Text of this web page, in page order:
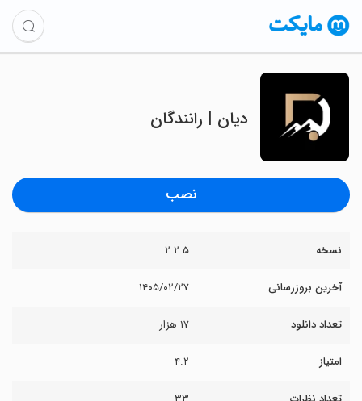
‏دیان | رانندگان
نصب
نسخه ۲.۲.۵
آخرین بروزرسانی ۱۴۰۵/۰۲/۲۷
تعداد دانلود ۱۷ هزار
امتیاز ۴.۲